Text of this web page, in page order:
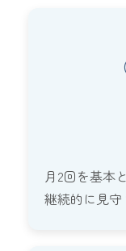
月2回を基本
継続的に見守